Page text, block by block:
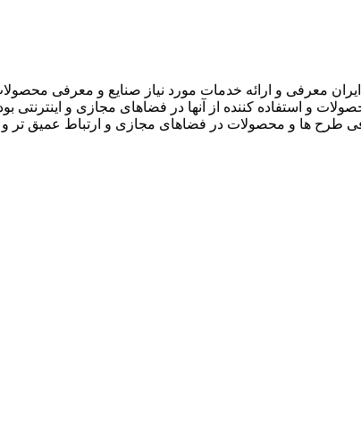
معرفی و ارائه خدمات مورد نیاز صنایع و معرفی
و استفاده کننده از آنها در فضاهای مجازی و اینترنتی
طرح ها و محصولات در فضاهای مجازی و ارتباط عمیق تر